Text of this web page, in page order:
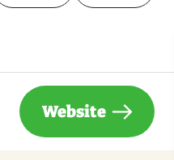
Website